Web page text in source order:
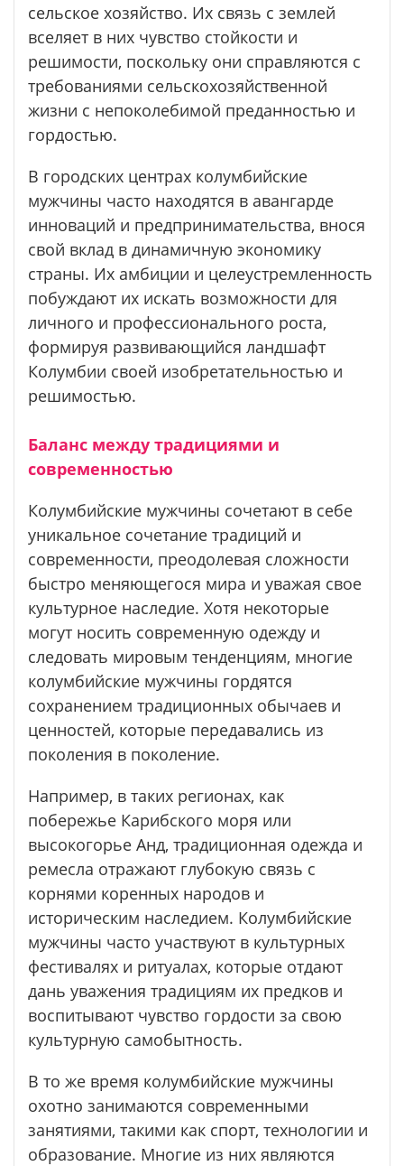
сельское хозяйство. Их связь с землей
вселяет в них чувство стойкости и
решимости, поскольку они справляются с
требованиями сельскохозяйственной
жизни с непоколебимой преданностью и
гордостью.
В городских центрах колумбийские
мужчины часто находятся в авангарде
инноваций и предпринимательства, внося
свой вклад в динамичную экономику
страны. Их амбиции и целеустремленность
побуждают их искать возможности для
личного и профессионального роста,
формируя развивающийся ландшафт
Колумбии своей изобретательностью и
решимостью.
Баланс между традициями и
современностью
Колумбийские мужчины сочетают в себе
уникальное сочетание традиций и
современности, преодолевая сложности
быстро меняющегося мира и уважая свое
культурное наследие. Хотя некоторые
могут носить современную одежду и
следовать мировым тенденциям, многие
колумбийские мужчины гордятся
сохранением традиционных обычаев и
ценностей, которые передавались из
поколения в поколение.
Например, в таких регионах, как
побережье Карибского моря или
высокогорье Анд, традиционная одежда и
ремесла отражают глубокую связь с
корнями коренных народов и
историческим наследием. Колумбийские
мужчины часто участвуют в культурных
фестивалях и ритуалах, которые отдают
дань уважения традициям их предков и
воспитывают чувство гордости за свою
культурную самобытность.
В то же время колумбийские мужчины
охотно занимаются современными
занятиями, такими как спорт, технологии и
образование. Многие из них являются